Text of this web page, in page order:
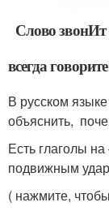
Слово звонИт
всегда
В русском
объяснить,
Есть глаголы
подвижным
( нажмите,